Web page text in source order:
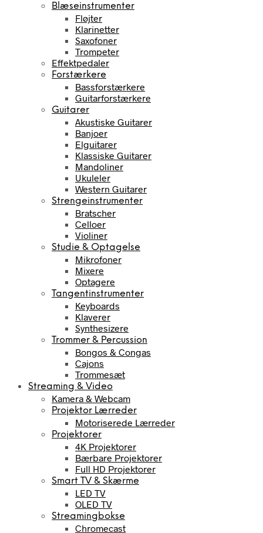
Blæseinstrumenter
Fløjter
Klarinetter
Saxofoner
Trompeter
Effektpedaler
Forstærkere
Bassforstærkere
Guitarforstærkere
Guitarer
Akustiske Guitarer
Banjoer
Elguitarer
Klassiske Guitarer
Mandoliner
Ukuleler
Western Guitarer
Strengeinstrumenter
Bratscher
Celloer
Violiner
Studie & Optagelse
Mikrofoner
Mixere
Optagere
Tangentinstrumenter
Keyboards
Klaverer
Synthesizere
Trommer & Percussion
Bongos & Congas
Cajons
Trommesæt
Streaming & Video
Kamera & Webcam
Projektor Lærreder
Motoriserede Lærreder
Projektorer
4K Projektorer
Bærbare Projektorer
Full HD Projektorer
Smart TV & Skærme
LED TV
OLED TV
Streamingbokse
Chromecast